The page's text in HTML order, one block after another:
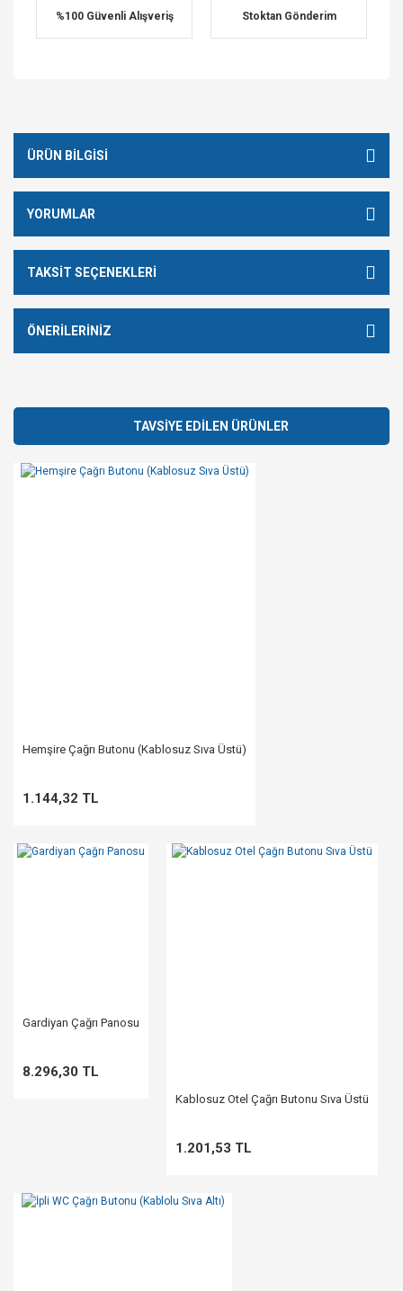
%100 Güvenli Alışveriş Stoktan Gönderim
ÜRÜN BILGISI
YORUMLAR
TAKSIT SEÇENEKLERI
ÖNERILERINIZ
TAVSİYE EDİLEN ÜRÜNLER
Hemşire Çağrı Butonu (Kablosuz Sıva Üstü)
1.144,32 TL
Gardiyan Çağrı Panosu
8.296,30 TL
Kablosuz Otel Çağrı Butonu Sıva Üstü
1.201,53 TL